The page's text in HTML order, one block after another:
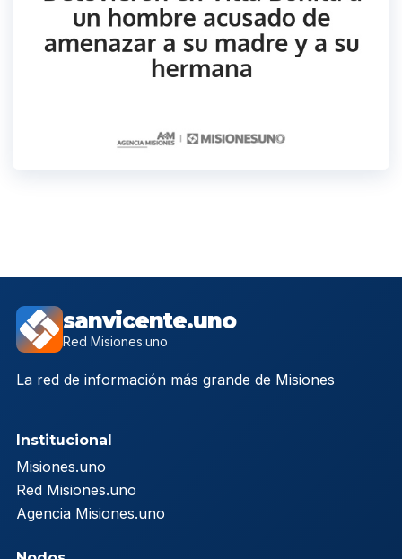
sanvicente.uno
Red Misiones.uno
La red de información más grande de Misiones
Institucional
Misiones.uno
Red Misiones.uno
Agencia Misiones.uno